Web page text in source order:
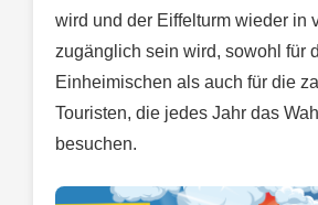
wird und der Eiffelturm wieder in
zugänglich sein wird, sowohl für
Einheimischen als auch für die
Touristen, die jedes Jahr das
besuchen.